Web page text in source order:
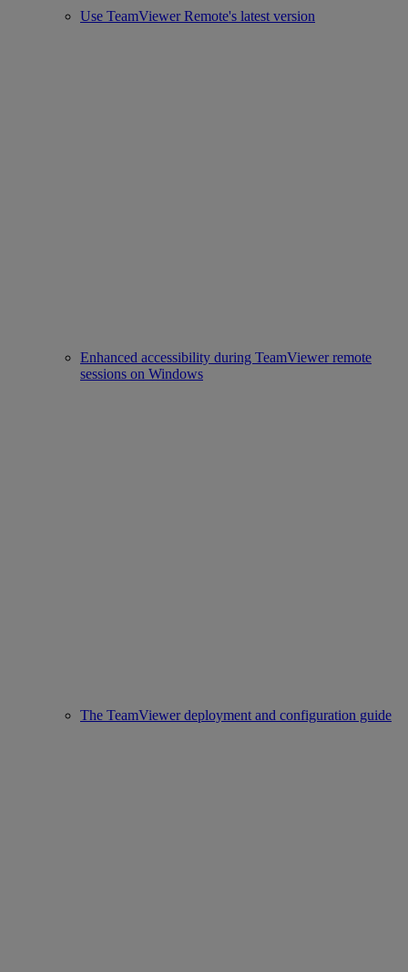
Use TeamViewer Remote's latest version
Enhanced accessibility during TeamViewer remote
sessions on Windows
The TeamViewer deployment and configuration guide